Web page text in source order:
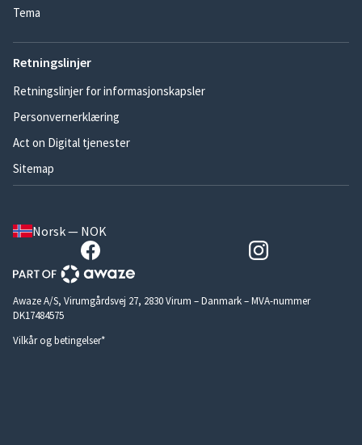
Tema
Retningslinjer
Retningslinjer for informasjonskapsler
Personvernerklæring
Act on Digital tjenester
Sitemap
Norsk — NOK
Awaze A/S, Virumgårdsvej 27, 2830 Virum – Danmark – MVA-nummer
DK17484575
Vilkår og betingelser*